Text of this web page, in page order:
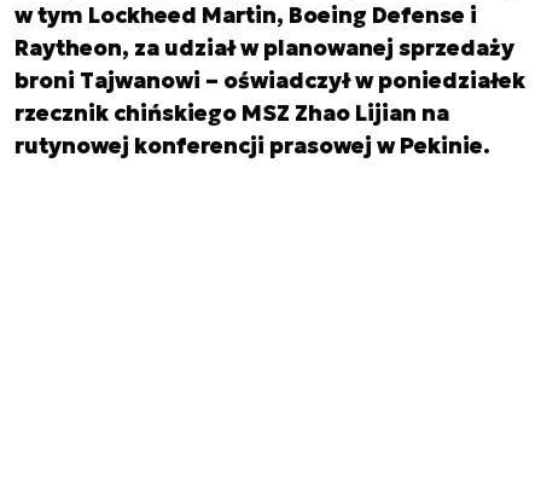
w tym Lockheed Martin, Boeing Defense i
Raytheon, za udział w planowanej sprzedaży
broni Tajwanowi – oświadczył w poniedziałek
rzecznik chińskiego MSZ Zhao Lijian na
rutynowej konferencji prasowej w Pekinie.